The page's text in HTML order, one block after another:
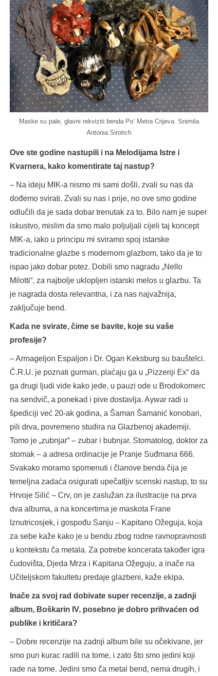
Maske su pale, glavni rekviziti benda Po’ Metra Crijeva. Snimila
Antonia Sirotich
Ove ste godine nastupili i na Melodijama Istre i
Kvarnera, kako komentirate taj nastup?
– Na ideju MIK-a nismo mi sami došli, zvali su nas da
dođemo svirati. Zvali su nas i prije, no ove smo godine
odlučili da je sada dobar trenutak za to. Bilo nam je super
iskustvo, mislim da smo malo poljuljali cijeli taj koncept
MIK-a, iako u principu mi sviramo spoj istarske
tradicionalne glazbe s modernom glazbom, tako da je to
ispao jako dobar potez. Dobili smo nagradu „Nello
Milotti“, za najbolje uklopljen istarski melos u glazbu. Ta
je nagrada dosta relevantna, i za nas najvažnija,
zaključuje bend.
Kada ne svirate, čime se bavite, koje su vaše
profesije?
– Armageljon Espaljon i Dr. Ogan Keksburg su bauštelci.
Č.R.U. je poznati gurman, plaćaju ga u „Pizzeriji Ex“ da
ga drugi ljudi vide kako jede, u pauzi ode u Brodokomerc
na sendvič, a ponekad i pive dostavlja. Aywar radi u
špediciji već 20-ak godina, a Šaman Šamanić konobari,
pili drva, povremeno studira na Glazbenoj akademiji.
Tomo je „zubnjar“ – zubar i bubnjar. Stomatolog, doktor za
stomak – a adresa ordinacije je Pranje Suđmana 666.
Svakako moramo spomenuti i članove benda čija je
temeljna zadaća osigurati upečatljiv scenski nastup, to su
Hrvoje Silić – Crv, on je zaslužan za ilustracije na prva
dva albuma, a na koncertima je maskota Frane
Iznutricosjek, i gospođu Sanju – Kapitano Ožeguja, koja
za sebe kaže kako je u bendu zbog rodne ravnopravnosti
u kontekstu ča metala. Za potrebe koncerata također igra
čudovišta, Djeda Mrza i Kapitana Ožeguju, a inače na
Učiteljskom fakultetu predaje glazbeni, kaže ekipa.
Inače za svoj rad dobivate super recenzije, a zadnji
album, Boškarin IV, posebno je dobro prihvaćen od
publike i kritičara?
– Dobre recenzije na zadnji album bile su očekivane, jer
smo pun kurac radili na tome, i zato što smo jedini koji
rade na tome. Jedini smo ča metal bend, nema drugih, i